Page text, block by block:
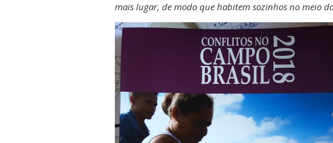
mais lugar, de modo que habitem sozinhos no meio